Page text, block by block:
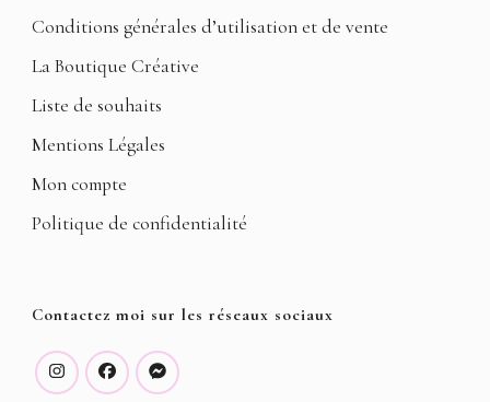
Conditions générales d’utilisation et de vente
La Boutique Créative
Liste de souhaits
Mentions Légales
Mon compte
Politique de confidentialité
Contactez moi sur les réseaux sociaux